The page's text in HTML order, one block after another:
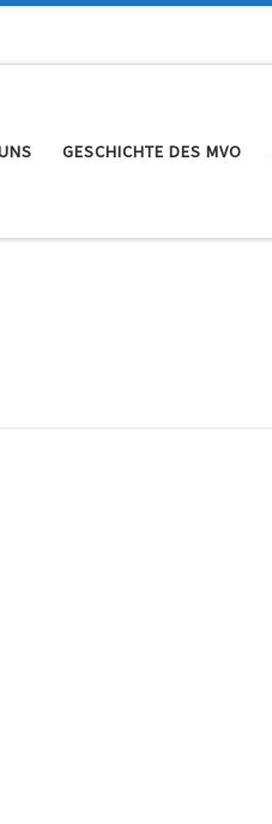
GESCHICHTE DES MVO